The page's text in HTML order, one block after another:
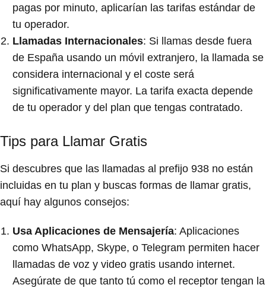
pagas por minuto, aplicarían las tarifas estándar de
tu operador.
Llamadas Internacionales: Si llamas desde fuera
de España usando un móvil extranjero, la llamada se
considera internacional y el coste será
significativamente mayor. La tarifa exacta depende
de tu operador y del plan que tengas contratado.
Tips para Llamar Gratis
Si descubres que las llamadas al prefijo 938 no están
incluidas en tu plan y buscas formas de llamar gratis,
aquí hay algunos consejos:
Usa Aplicaciones de Mensajería: Aplicaciones
como WhatsApp, Skype, o Telegram permiten hacer
llamadas de voz y video gratis usando internet.
Asegúrate de que tanto tú como el receptor tengan la